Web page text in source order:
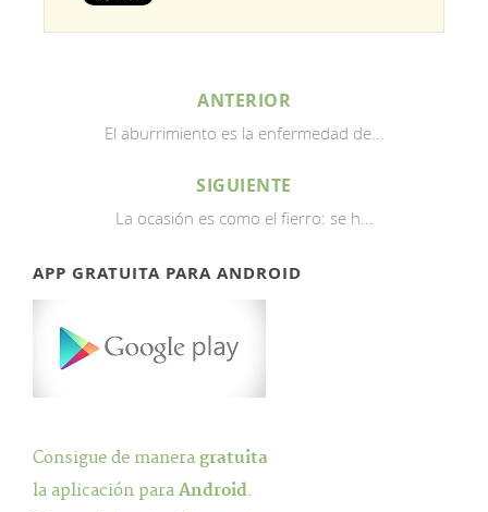
ANTERIOR
El aburrimiento es la enfermedad de...
SIGUIENTE
La ocasión es como el fierro: se h...
APP GRATUITA PARA ANDROID
Consigue de manera gratuita
la aplicación para Android.